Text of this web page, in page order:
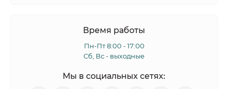
Время работы
Пн-Пт 8:00 - 17:00
Сб, Вс - выходные
Мы в социальных сетях: